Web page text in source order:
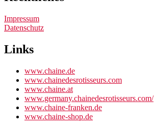
Impressum
Datenschutz
Links
www.chaine.de
www.chainedesrotisseurs.com
www.chaine.at
www.germany.chainedesrotisseurs.com/
www.chaine-franken.de
www.chaine-shop.de